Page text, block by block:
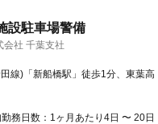
設駐車場警備
会社 千葉支社
線)「新船橋駅」徒歩1分、東葉高
務日数：1ヶ月あたり4日 〜 20日